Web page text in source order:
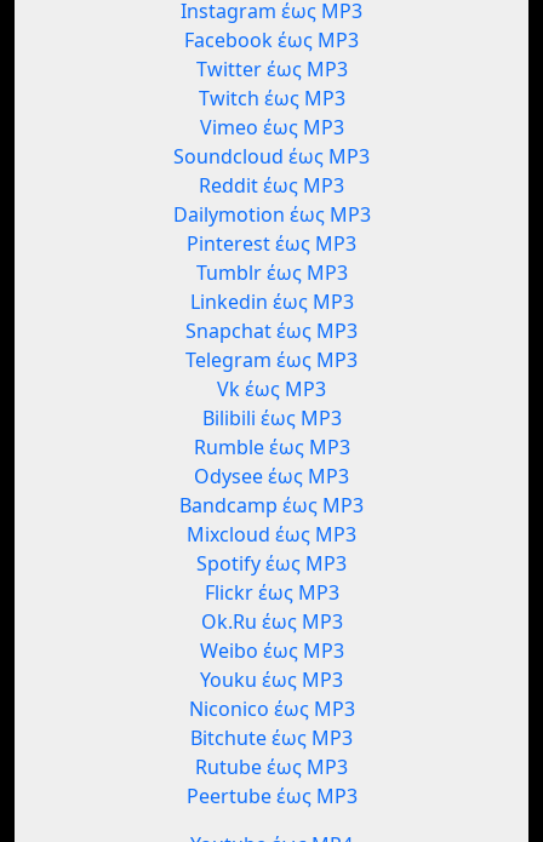
Instagram έως MP3
Facebook έως MP3
Twitter έως MP3
Twitch έως MP3
Vimeo έως MP3
Soundcloud έως MP3
Reddit έως MP3
Dailymotion έως MP3
Pinterest έως MP3
Tumblr έως MP3
Linkedin έως MP3
Snapchat έως MP3
Telegram έως MP3
Vk έως MP3
Bilibili έως MP3
Rumble έως MP3
Odysee έως MP3
Bandcamp έως MP3
Mixcloud έως MP3
Spotify έως MP3
Flickr έως MP3
Ok.Ru έως MP3
Weibo έως MP3
Youku έως MP3
Niconico έως MP3
Bitchute έως MP3
Rutube έως MP3
Peertube έως MP3